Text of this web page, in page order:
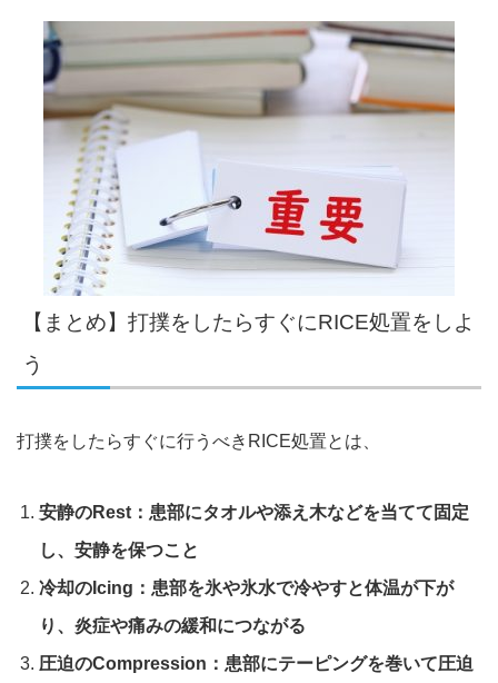
【まとめ】打撲をしたらすぐにRICE処置をしよ
う
打撲をしたらすぐに行うべきRICE処置とは、
安静のRest：患部にタオルや添え木などを当てて固定
し、安静を保つこと
冷却のIcing：患部を氷や氷水で冷やすと体温が下が
り、炎症や痛みの緩和につながる
圧迫のCompression：患部にテーピングを巻いて圧迫